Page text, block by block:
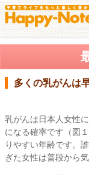
多くの乳がんは
乳がんは日本人女性
になる確率です（図
りやすい年齢です。
ぎた女性は普段から